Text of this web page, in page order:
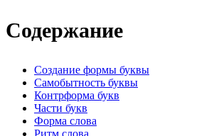
Содержание
Создание формы буквы
Самобытность буквы
Контрформа букв
Части букв
Форма слова